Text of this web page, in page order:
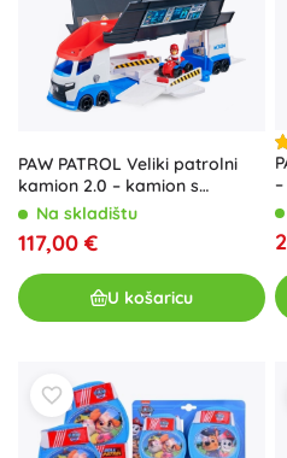
Zahvaljujući širokoj ponudi
kolekciju i potaknutikreativnu
samostalnostdjece.
PAW PATROL Veliki patrolni
kamion 2.0 – kamion s
Ryderovim četverociklom
Na skladištu
117,00 €
U košaricu